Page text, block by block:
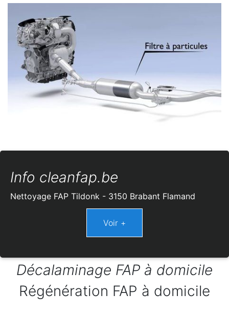
Info cleanfap.be
Nettoyage FAP Tildonk - 3150 Brabant Flamand
Décalaminage FAP à domicile
Régénération FAP à domicile